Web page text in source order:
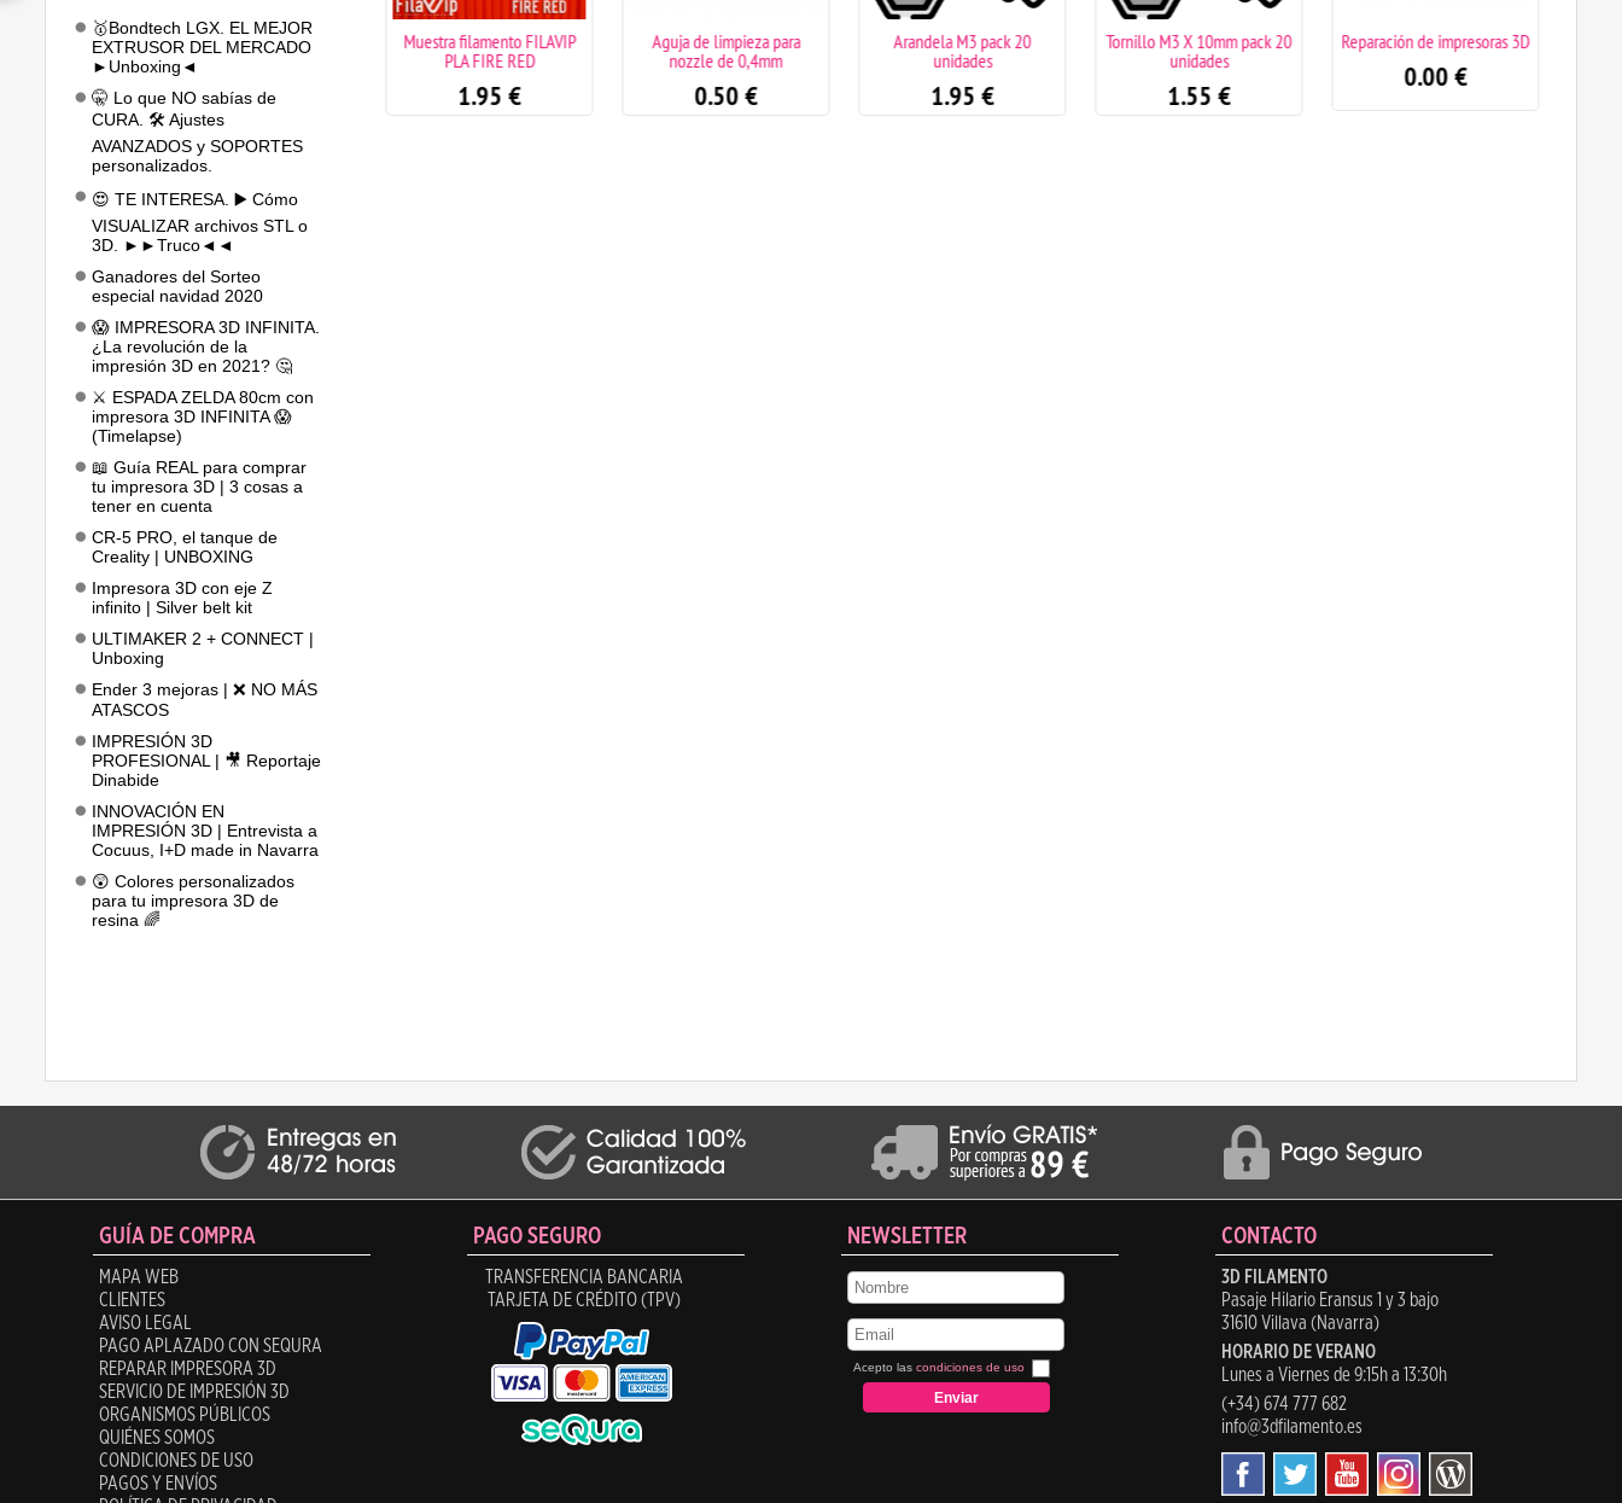
🥇Bondtech LGX. EL MEJOR
EXTRUSOR DEL MERCADO
►Unboxing◄
🤫 Lo que NO sabías de
CURA. 🛠️ Ajustes
AVANZADOS y SOPORTES
personalizados.
😍 TE INTERESA. ▶️ Cómo
VISUALIZAR archivos STL o
3D. ►►Truco◄◄
Ganadores del Sorteo
especial navidad 2020
😱 IMPRESORA 3D INFINITA.
¿La revolución de la
impresión 3D en 2021? 🤔
⚔️ ESPADA ZELDA 80cm con
impresora 3D INFINITA 😱
(Timelapse)
📖 Guía REAL para comprar
tu impresora 3D | 3 cosas a
tener en cuenta
CR-5 PRO, el tanque de
Creality | UNBOXING
Impresora 3D con eje Z
infinito | Silver belt kit
ULTIMAKER 2 + CONNECT |
Unboxing
Ender 3 mejoras | ❌ NO MÁS
ATASCOS
IMPRESIÓN 3D
PROFESIONAL | 🎥 Reportaje
Dinabide
INNOVACIÓN EN
IMPRESIÓN 3D | Entrevista a
Cocuus, I+D made in Navarra
😲 Colores personalizados
para tu impresora 3D de
resina 🌈
Tornillo M3 X 6mm pack 20
unidades
1.70€
Muestra filamento FILAVIP
PLA FIRE RED
1.95 €
Aguja de limpieza para
nozzle de 0,4mm
0.50€
Arandela M3 pack 20
unidades
1.95 €
Tornillo M3 X 10mm pack 20
unidades
1.55 €
Reparación de impresoras 3D
0.00€
GUÍA DE COMPRA
MAPA WEB
CLIENTES
AVISO LEGAL
PAGO APLAZADO CON SEQURA
REPARAR IMPRESORA 3D
SERVICIO DE IMPRESIÓN 3D
ORGANISMOS PÚBLICOS
QUIÉNES SOMOS
CONDICIONES DE USO
PAGOS Y ENVÍOS
PAGO SEGURO
TRANSFERENCIA BANCARIA
TARJETA DE CRÉDITO (TPV)
NEWSLETTER
Acepto las condiciones de uso
CONTACTO
3D FILAMENTO
Pasaje Hilario Eransus 1 y 3 bajo
31610 Villava (Navarra)
HORARIO DE VERANO
Lunes a Viernes de 9:15h a 13:30h
(+34) 674 777 682
info@3dfilamento.es